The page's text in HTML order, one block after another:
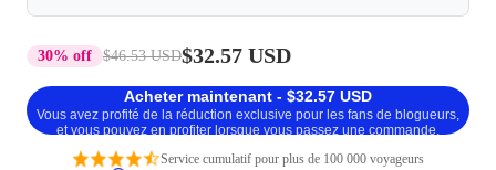
30% off $46.53 USD$32.57 USD
Acheter maintenant - $32.57 USD
Vous avez profité de la réduction exclusive pour les fans de blogueurs,
et vous pouvez en profiter lorsque vous passez une commande.
Service cumulatif pour plus de 100 000 voyageurs